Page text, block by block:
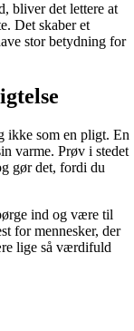
bliver det lettere at
Det skaber et
stor betydning for
ikke som en pligt. En
varme. Prøv i stedet
gør det, fordi du
ind og være til
for mennesker, der
lige så værdifuld